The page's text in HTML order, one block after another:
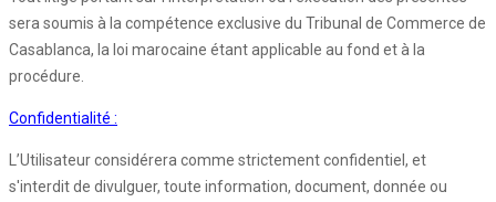
sera soumis à la compétence exclusive du Tribunal de Commerce de
Casablanca, la loi marocaine étant applicable au fond et à la
procédure.
Confidentialité :
L’Utilisateur considérera comme strictement confidentiel, et
s'interdit de divulguer, toute information, document, donnée ou